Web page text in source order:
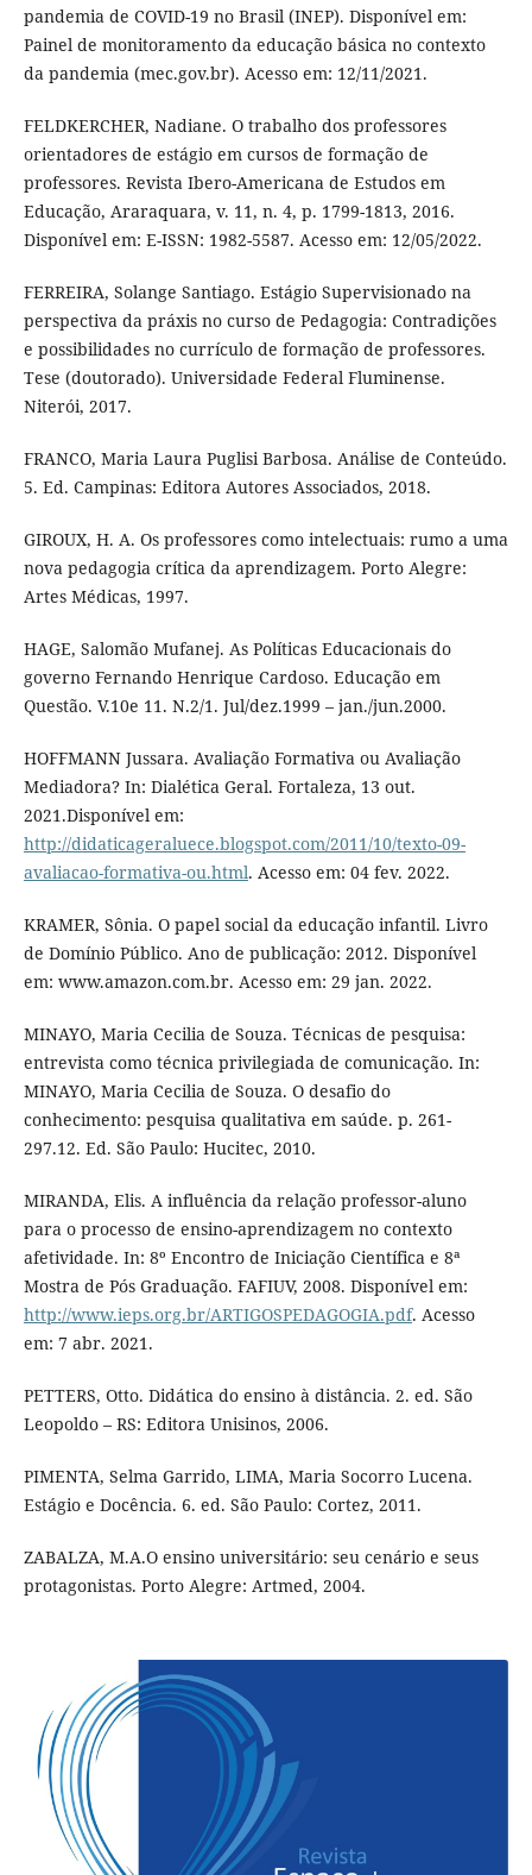
pandemia de COVID-19 no Brasil (INEP). Disponível em:
Painel de monitoramento da educação básica no contexto
da pandemia (mec.gov.br). Acesso em: 12/11/2021.
FELDKERCHER, Nadiane. O trabalho dos professores
orientadores de estágio em cursos de formação de
professores. Revista Ibero-Americana de Estudos em
Educação, Araraquara, v. 11, n. 4, p. 1799-1813, 2016.
Disponível em: E-ISSN: 1982-5587. Acesso em: 12/05/2022.
FERREIRA, Solange Santiago. Estágio Supervisionado na
perspectiva da práxis no curso de Pedagogia: Contradições
e possibilidades no currículo de formação de professores.
Tese (doutorado). Universidade Federal Fluminense.
Niterói, 2017.
FRANCO, Maria Laura Puglisi Barbosa. Análise de Conteúdo.
5. Ed. Campinas: Editora Autores Associados, 2018.
GIROUX, H. A. Os professores como intelectuais: rumo a uma
nova pedagogia crítica da aprendizagem. Porto Alegre:
Artes Médicas, 1997.
HAGE, Salomão Mufanej. As Políticas Educacionais do
governo Fernando Henrique Cardoso. Educação em
Questão. V.10e 11. N.2/1. Jul/dez.1999 – jan./jun.2000.
HOFFMANN Jussara. Avaliação Formativa ou Avaliação
Mediadora? In: Dialética Geral. Fortaleza, 13 out.
2021.Disponível em:
http://didaticageraluece.blogspot.com/2011/10/texto-09-
avaliacao-formativa-ou.html. Acesso em: 04 fev. 2022.
KRAMER, Sônia. O papel social da educação infantil. Livro
de Domínio Público. Ano de publicação: 2012. Disponível
em: www.amazon.com.br. Acesso em: 29 jan. 2022.
MINAYO, Maria Cecilia de Souza. Técnicas de pesquisa:
entrevista como técnica privilegiada de comunicação. In:
MINAYO, Maria Cecilia de Souza. O desafio do
conhecimento: pesquisa qualitativa em saúde. p. 261-
297.12. Ed. São Paulo: Hucitec, 2010.
MIRANDA, Elis. A influência da relação professor-aluno
para o processo de ensino-aprendizagem no contexto
afetividade. In: 8º Encontro de Iniciação Científica e 8ª
Mostra de Pós Graduação. FAFIUV, 2008. Disponível em:
http://www.ieps.org.br/ARTIGOSPEDAGOGIA.pdf. Acesso
em: 7 abr. 2021.
PETTERS, Otto. Didática do ensino à distância. 2. ed. São
Leopoldo – RS: Editora Unisinos, 2006.
PIMENTA, Selma Garrido, LIMA, Maria Socorro Lucena.
Estágio e Docência. 6. ed. São Paulo: Cortez, 2011.
ZABALZA, M.A.O ensino universitário: seu cenário e seus
protagonistas. Porto Alegre: Artmed, 2004.